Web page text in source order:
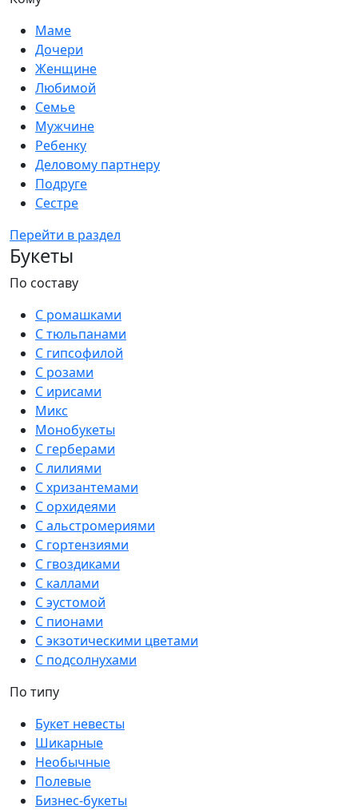
Маме
Дочери
Женщине
Любимой
Семье
Мужчине
Ребенку
Деловому партнеру
Подруге
Сестре
Перейти в раздел
Букеты
По составу
С ромашками
С тюльпанами
С гипсофилой
С розами
С ирисами
Микс
Монобукеты
С герберами
С лилиями
С хризантемами
С орхидеями
С альстромериями
С гортензиями
С гвоздиками
С каллами
С эустомой
С пионами
С экзотическими цветами
С подсолнухами
По типу
Букет невесты
Шикарные
Необычные
Полевые
Бизнес-букеты